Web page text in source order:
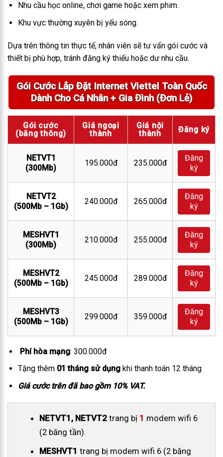
Nhu cầu học online, chơi game hoặc xem phim.
Khu vực thường xuyên bị yếu sóng.
Dựa trên thông tin thực tế, nhân viên sẽ tư vấn gói cước và
thiết bị phù hợp, tránh đăng ký thiếu hoặc dư nhu cầu.
Gói Cước Lắp Đặt Internet Viettel Toàn Quốc
Dành Cho Cá Nhân + Gia Đình (Đơn Lẻ)
Gói cước
(băng thông)
Giá ngoại
thành
Giá nội
thành
Đăng ký
NETVT1
(300Mb)
195.000đ 235.000đ
Đăng
ký
NETVT2
(500Mb – 1Gb)
240.000đ 265.000đ
Đăng
ký
MESHVT1
(300Mb)
210.000đ 255.000đ
Đăng
ký
MESHVT2
(500Mb – 1Gb)
245.000đ 289.000đ
Đăng
ký
MESHVT3
(500Mb – 1Gb)
299.000đ 359.000đ
Đăng
ký
Phí hòa mạng: 300.000đ
Tặng thêm 01 tháng sử dụngkhi thanh toán 12 tháng
Giá cước trên đã bao gồm 10% VAT.
NETVT1, NETVT2trang bị 1 modem wifi 6
(2 băng tần).
MESHVT1 trang bị modem wifi 6 (2 băng